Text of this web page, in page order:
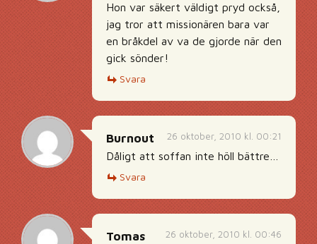
Hon var säkert väldigt pryd också,
jag tror att missionären bara var
en bråkdel av va de gjorde när den
gick sönder!
Svara
26 oktober, 2010 kl. 00:21
Burnout
Dåligt att soffan inte höll bättre…
Svara
26 oktober, 2010 kl. 00:46
Tomas